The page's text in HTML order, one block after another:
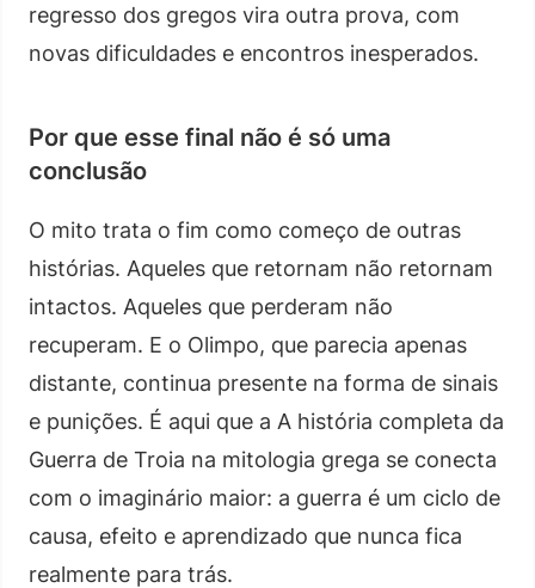
regresso dos gregos vira outra prova, com
novas dificuldades e encontros inesperados.
Por que esse final não é só uma
conclusão
O mito trata o fim como começo de outras
histórias. Aqueles que retornam não retornam
intactos. Aqueles que perderam não
recuperam. E o Olimpo, que parecia apenas
distante, continua presente na forma de sinais
e punições. É aqui que a A história completa da
Guerra de Troia na mitologia grega se conecta
com o imaginário maior: a guerra é um ciclo de
causa, efeito e aprendizado que nunca fica
realmente para trás.